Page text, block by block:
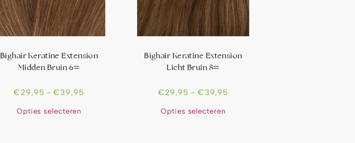
Bighair Keratine Extension
Midden Bruin 6#
€29,95 - €39,95
Opties selecteren
Bighair Keratine Extension
Licht Bruin 8#
€29,95 - €39,95
Opties selecteren